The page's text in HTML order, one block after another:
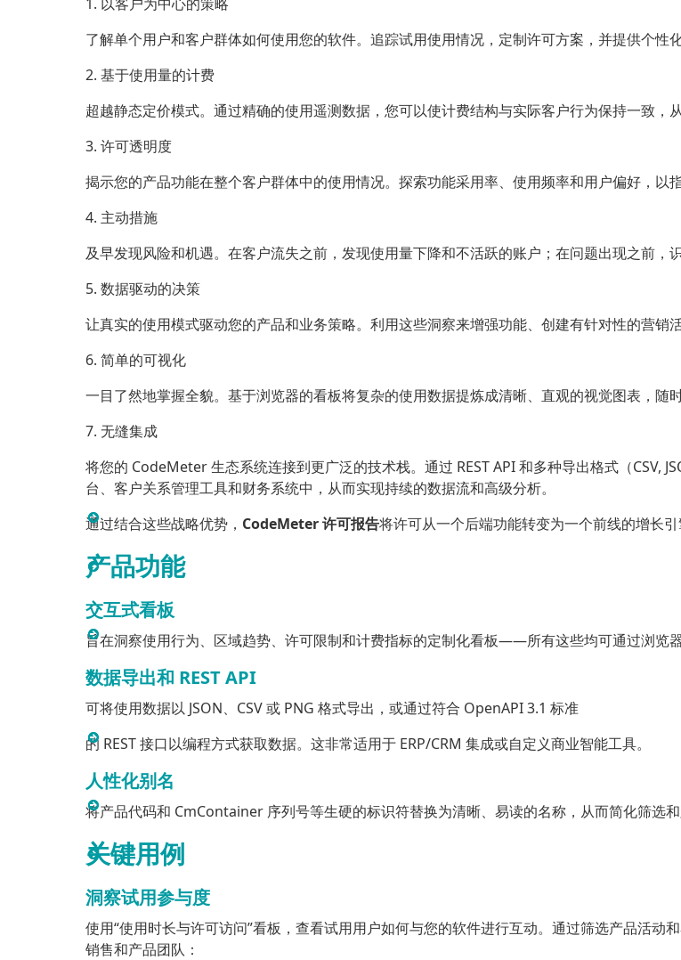
了解单个用户和客户群体如何使用您的软件。追踪试用使用情况，定制许可方案，并提供个性
2. 基于使用量的计费
超越静态定价模式。通过精确的使用遥测数据，您可以使计费结构与实际客户行为保持一致，
3. 许可透明度
揭示您的产品功能在整个客户群体中的使用情况。探索功能采用率、使用频率和用户偏好，以
4. 主动措施
及早发现风险和机遇。在客户流失之前，发现使用量下降和不活跃的账户；在问题出现之前，
5. 数据驱动的决策
让真实的使用模式驱动您的产品和业务策略。利用这些洞察来增强功能、创建有针对性的营销
6. 简单的可视化
一目了然地掌握全貌。基于浏览器的看板将复杂的使用数据提炼成清晰、直观的视觉图表，随
7. 无缝集成
将您的 CodeMeter 生态系统连接到更广泛的技术栈。通过 REST API 和多种导出格式（CSV,
台、客户关系管理工具和财务系统中，从而实现持续的数据流和高级分析。
通过结合这些战略优势， CodeMeter 许可报告将许可从一个后端功能转变为一个前线的增长
产品功能
交互式看板
旨在洞察使用行为、区域趋势、许可限制和计费指标的定制化看板——所有这些均可通过浏览器
数据导出和 REST API
可将使用数据以 JSON、CSV 或 PNG 格式导出，或通过符合 OpenAPI 3.1 标准
的 REST 接口以编程方式获取数据。这非常适用于 ERP/CRM 集成或自定义商业智能工具。
人性化别名
将产品代码和 CmContainer 序列号等生硬的标识符替换为清晰、易读的名称，从而简化筛选和
关键用例
洞察试用参与度
使用“使用时长与许可访问”看板，查看试用用户如何与您的软件进行互动。通过筛选产品活
销售和产品团队：